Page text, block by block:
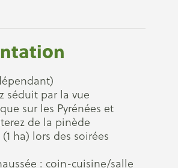
séduit par la vue
sur les Pyrénées et
de la pinède
ha) lors des soirées
: coin-cuisine/salle